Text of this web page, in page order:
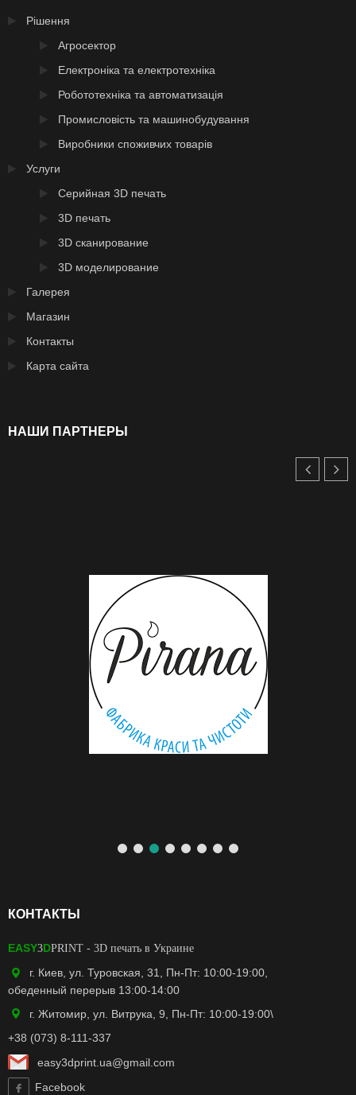
Рішення
Агросектор
Електроніка та електротехніка
Робототехніка та автоматизація
Промисловість та машинобудування
Виробники споживчих товарів
Услуги
Серийная 3D печать
3D печать
3D сканирование
3D моделирование
Галерея
Магазин
Контакты
Карта сайта
НАШИ ПАРТНЕРЫ
КОНТАКТЫ
EASY3DPRINT - 3D печать в Украине
г. Киев, ул. Туровская, 31, Пн-Пт: 10:00-19:00,
обеденный перерыв 13:00-14:00
г. Житомир, ул. Витрука, 9, Пн-Пт: 10:00-19:00\
+38 (073) 8-111-337
easy3dprint.ua@gmail.com
Facebook